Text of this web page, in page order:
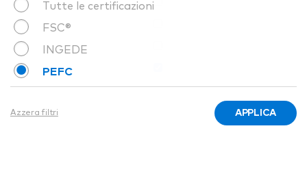
Tutte le certificazioni
FSC®
INGEDE
PEFC
Azzera filtri APPLICA